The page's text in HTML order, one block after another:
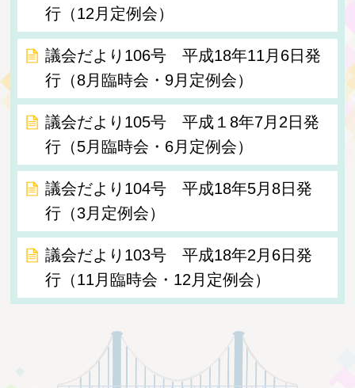
行（12月定例会）
議会だより106号 平成18年11月6日発
行（8月臨時会・9月定例会）
議会だより105号 平成１8年7月2日発
行（5月臨時会・6月定例会）
議会だより104号 平成18年5月8日発
行（3月定例会）
議会だより103号 平成18年2月6日発
行（11月臨時会・12月定例会）